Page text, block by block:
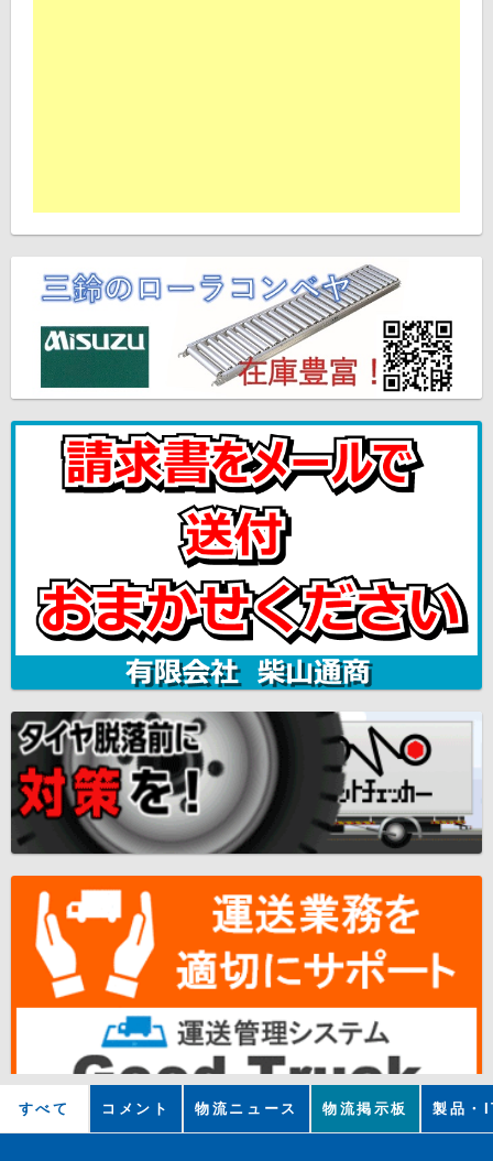
すべて コメント 物流ニュース 物流掲示板 製品・